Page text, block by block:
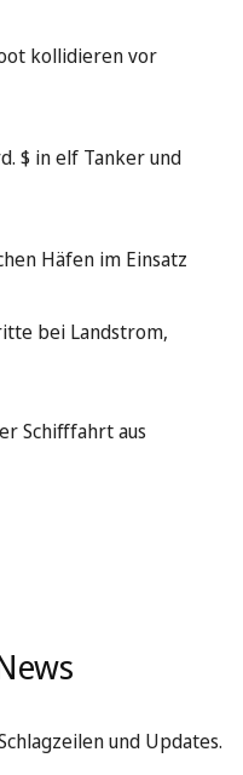
kollidieren vor
$ in elf Tanker und
Häfen im Einsatz
bei Landstrom,
Schifffahrt aus
und Updates.